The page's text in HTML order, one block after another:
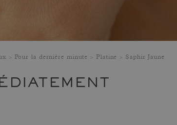
Pour la dernière minute Platine Saphir Jaune